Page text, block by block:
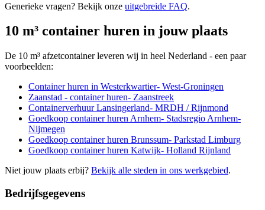
Generieke vragen? Bekijk onze uitgebreide FAQ.
10 m³ container huren in jouw plaats
De 10 m³ afzetcontainer leveren wij in heel Nederland - een paar
voorbeelden:
Container huren in Westerkwartier- West-Groningen
Zaanstad - container huren- Zaanstreek
Containerverhuur Lansingerland- MRDH / Rijnmond
Goedkoop container huren Arnhem- Stadsregio Arnhem-
Nijmegen
Goedkoop container huren Brunssum- Parkstad Limburg
Goedkoop container huren Katwijk- Holland Rijnland
Niet jouw plaats erbij? Bekijk alle steden in ons werkgebied.
Bedrijfsgegevens